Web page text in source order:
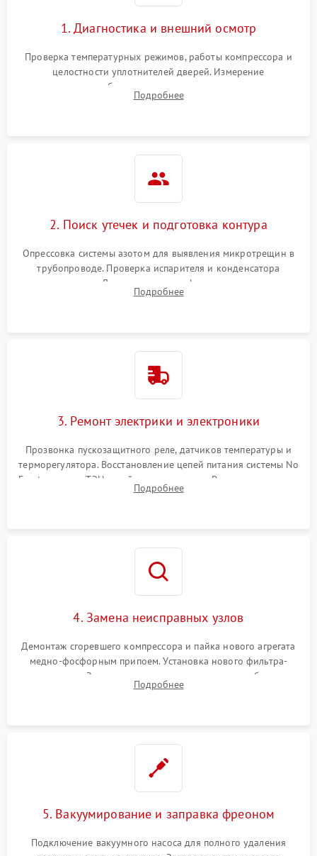
1. Диагностика и внешний осмотр
Проверка температурных режимов, работы компрессора и
целостности уплотнителей дверей. Измерение
сопротивления обмоток мотора, проверка термостата и
считывание кодов ошибок с электронного дисплея.
Подробнее
2. Поиск утечек и подготовка контура
Опрессовка системы азотом для выявления микротрещин в
трубопроводе. Проверка испарителя и конденсатора
течеискателем. Демонтаж старого фильтра-осушителя и
продувка капиллярной трубки для устранения засоров.
Подробнее
3. Ремонт электрики и электроники
Прозвонка пускозащитного реле, датчиков температуры и
терморегулятора. Восстановление цепей питания системы No
Frost, включая ТЭН оттайки и вентилятор. Ремонт или замена
платы управления при сбоях алгоритмов.
Подробнее
4. Замена неисправных узлов
Демонтаж сгоревшего компрессора и пайка нового агрегата
медно-фосфорным припоем. Установка нового фильтра-
осушителя. Замена изношенных вентиляторов обдува,
сломанных заслонок или поврежденных дверных петель.
Подробнее
5. Вакуумирование и заправка фреоном
Подключение вакуумного насоса для полного удаления